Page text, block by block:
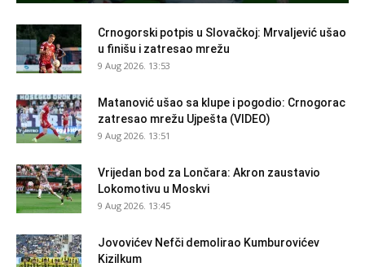
Crnogorski potpis u Slovačkoj: Mrvaljević ušao
u finišu i zatresao mrežu
9 Aug 2026. 13:53
Matanović ušao sa klupe i pogodio: Crnogorac
zatresao mrežu Ujpešta (VIDEO)
9 Aug 2026. 13:51
Vrijedan bod za Lončara: Akron zaustavio
Lokomotivu u Moskvi
9 Aug 2026. 13:45
Jovovićev Nefči demolirao Kumburovićev
Kizilkum